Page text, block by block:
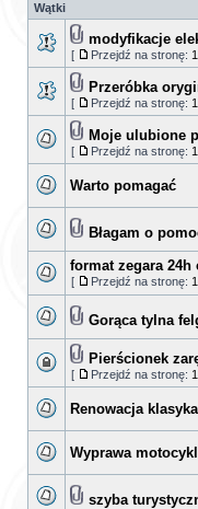
Wątki
modyfikacje
[ Przejdź na stronę: 1
Przeróbka
[ Przejdź na stronę: 1
Moje ulubione
[ Przejdź na stronę: 1
Warto pomagać
Błagam o
format zegara 24h
[ Przejdź na stronę: 1
Gorąca tylna
Pierścionek
[ Przejdź na stronę: 1
Renowacja klasyka
Wyprawa
szyba